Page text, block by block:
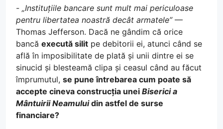
- „Instituțiile bancare sunt mult mai periculoase
pentru libertatea noastră decât armatele”—
Thomas Jefferson. Dacă ne gândim că orice
bancă execută silit pe debitorii ei, atunci când se
află în imposibilitate de plată și unii dintre ei se
sinucid și blesteamă clipa și ceasul când au făcut
împrumutul, se pune întrebarea cum poate să
accepte cineva construcția unei Biserici a
Mântuirii Neamuluidin astfel de surse
financiare?